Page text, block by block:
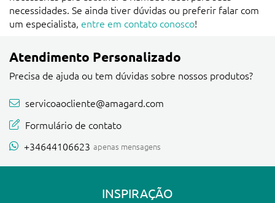
necessidades. Se ainda tiver dúvidas ou preferir falar com
um especialista, entre em contato conosco!
Atendimento Personalizado
Precisa de ajuda ou tem dúvidas sobre nossos produtos?
servicoaocliente@amagard.com
Formulário de contato
+34644106623 apenas mensagens
INSPIRAÇÃO